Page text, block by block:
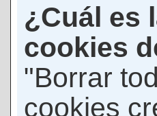
¿Cuál es
cookies
"Borrar
cookies